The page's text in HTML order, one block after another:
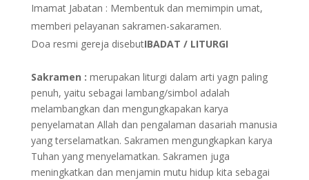
Imamat Jabatan : Membentuk dan memimpin umat,
memberi pelayanan sakramen-sakaramen.
Doa resmi gereja disebutIBADAT / LITURGI
Sakramen : merupakan liturgi dalam arti yagn paling
penuh, yaitu sebagai lambang/simbol adalah
melambangkan dan mengungkapakan karya
penyelamatan Allah dan pengalaman dasariah manusia
yang terselamatkan. Sakramen mengungkapkan karya
Tuhan yang menyelamatkan. Sakramen juga
meningkatkan dan menjamin mutu hidup kita sebagai